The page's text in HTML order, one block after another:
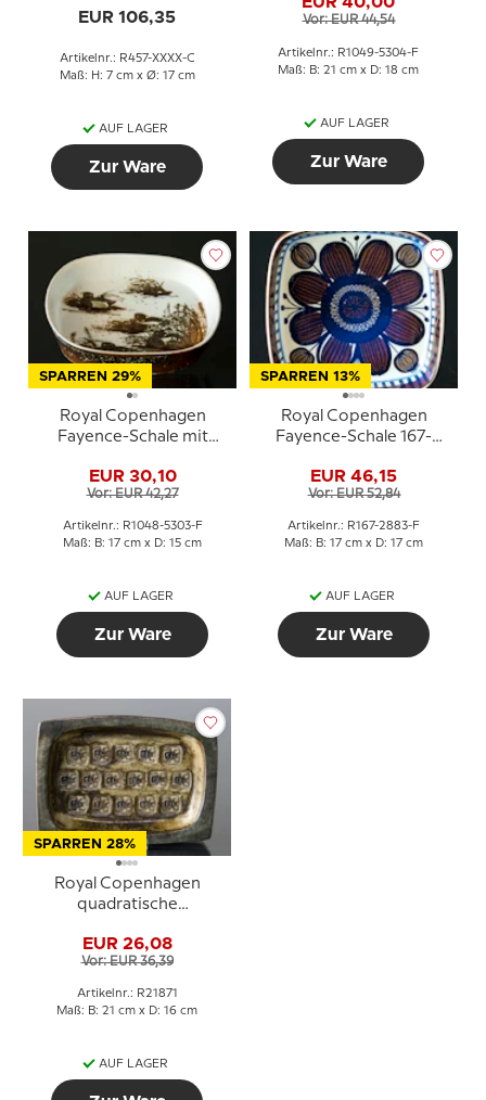
Grau
EUR 106,35
Artikelnr.: R457-XXXX-C
Maß: H: 7 cm x Ø: 17 cm
AUF LAGER
Zur Ware
Vor: EUR 44,54
Artikelnr.: R1049-5304-F
Maß: B: 21 cm x D: 18 cm
AUF LAGER
Zur Ware
SPARREN 29%
Royal Copenhagen
Fayence-Schale mit
Thorsson
EUR 30,10
Vor: EUR 42,27
Artikelnr.: R1048-5303-F
Maß: B: 17 cm x D: 15 cm
AUF LAGER
Zur Ware
SPARREN 13%
Royal Copenhagen
Fayence-Schale 167-
EUR 46,15
Vor: EUR 52,84
Artikelnr.: R167-2883-F
Maß: B: 17 cm x D: 17 cm
AUF LAGER
Zur Ware
SPARREN 28%
Royal Copenhagen
quadratische
EUR 26,08
Vor: EUR 36,39
Artikelnr.: R21871
Maß: B: 21 cm x D: 16 cm
AUF LAGER